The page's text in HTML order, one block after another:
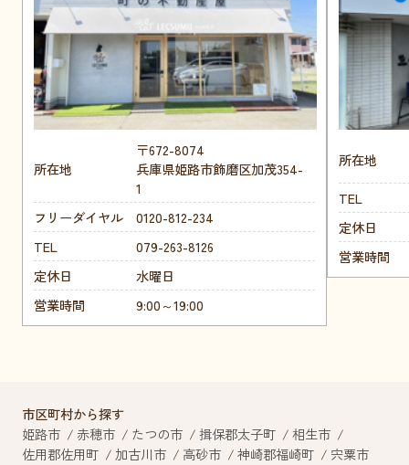
所在地
〒672-8074
兵庫県姫路市飾磨区加茂354-
1
フリーダイヤル
0120-812-234
TEL
079-263-8126
定休日
水曜日
営業時間
9:00～19:00
所在地
TEL
定休日
営業時間
市区町村から探す
姫路市
赤穂市 たつの市 揖保郡太子町
相生市
佐用郡佐用町
加古川市 高砂市 神崎郡福崎町
宍粟市